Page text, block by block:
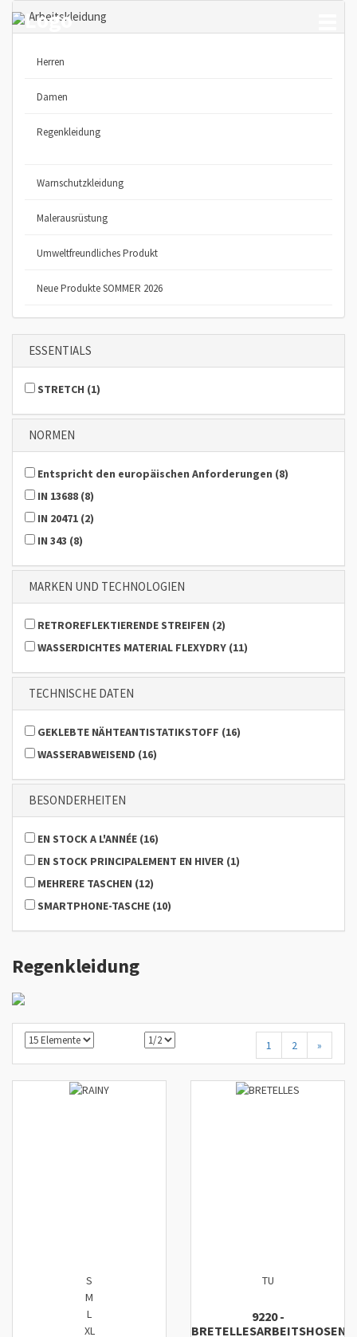
Arbeitskleidung
Herren
Damen
Regenkleidung
Warnschutzkleidung
Malerausrüstung
Umweltfreundliches Produkt
Neue Produkte SOMMER 2026
ESSENTIALS
STRETCH (1)
NORMEN
Entspricht den europäischen Anforderungen (8)
IN 13688 (8)
IN 20471 (2)
IN 343 (8)
MARKEN UND TECHNOLOGIEN
RETROREFLEKTIERENDE STREIFEN (2)
WASSERDICHTES MATERIAL FLEXYDRY (11)
TECHNISCHE DATEN
GEKLEBTE NÄHTEANTISTATIKSTOFF (16)
WASSERABWEISEND (16)
BESONDERHEITEN
EN STOCK A L'ANNÉE (16)
EN STOCK PRINCIPALEMENT EN HIVER (1)
MEHRERE TASCHEN (12)
SMARTPHONE-TASCHE (10)
Regenkleidung
1 2 »
S
M
L
XL
TU
9220-
BRETELLES